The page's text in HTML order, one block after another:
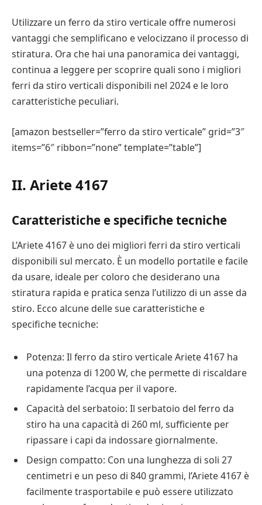
Utilizzare un ferro da stiro verticale offre numerosi
vantaggi che semplificano e velocizzano il processo di
stiratura. Ora che hai una panoramica dei vantaggi,
continua a leggere per scoprire quali sono i migliori
ferri da stiro verticali disponibili nel 2024 e le loro
caratteristiche peculiari.
[amazon bestseller=”ferro da stiro verticale” grid=”3″
items=”6″ ribbon=”none” template=”table”]
II. Ariete 4167
Caratteristiche e specifiche tecniche
L’Ariete 4167 è uno dei migliori ferri da stiro verticali
disponibili sul mercato. È un modello portatile e facile
da usare, ideale per coloro che desiderano una
stiratura rapida e pratica senza l’utilizzo di un asse da
stiro. Ecco alcune delle sue caratteristiche e
specifiche tecniche:
Potenza: Il ferro da stiro verticale Ariete 4167 ha
una potenza di 1200 W, che permette di riscaldare
rapidamente l’acqua per il vapore.
Capacità del serbatoio: Il serbatoio del ferro da
stiro ha una capacità di 260 ml, sufficiente per
ripassare i capi da indossare giornalmente.
Design compatto: Con una lunghezza di soli 27
centimetri e un peso di 840 grammi, l’Ariete 4167 è
facilmente trasportabile e può essere utilizzato